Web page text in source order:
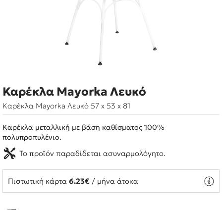
Καρέκλα Mayorka Λευκό
Καρέκλα Mayorka Λευκό 57 x 53 x 81
Καρέκλα μεταλλική με βάση καθίσματος 100%
πολυπροπυλένιο.
Το προϊόν παραδίδεται ασυναρμολόγητο.
Πιστωτική κάρτα 6.23€ / μήνα άτοκα